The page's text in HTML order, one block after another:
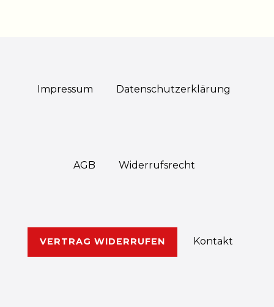
Impressum Daten­schutz­erklärung
AGB Widerrufs­recht
VERTRAG WIDERRUFEN Kontakt